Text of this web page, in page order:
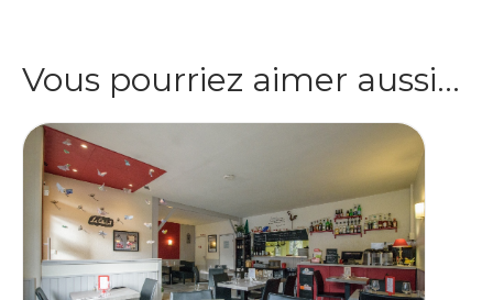
Vous pourriez aimer aussi…